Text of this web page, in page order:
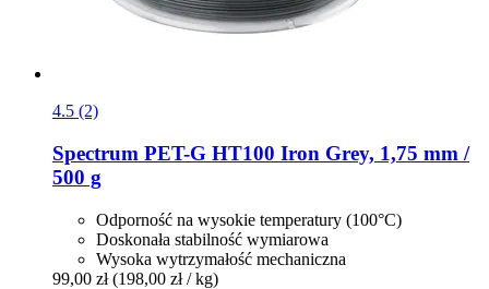
4.5 (2)
Spectrum PET-​G HT100 Iron Grey, 1,75 mm /
500 g
Odporność na wysokie temperatury (100°C)
Doskonała stabilność wymiarowa
Wysoka wytrzymałość mechaniczna
99,00 zł (198,00 zł / kg)